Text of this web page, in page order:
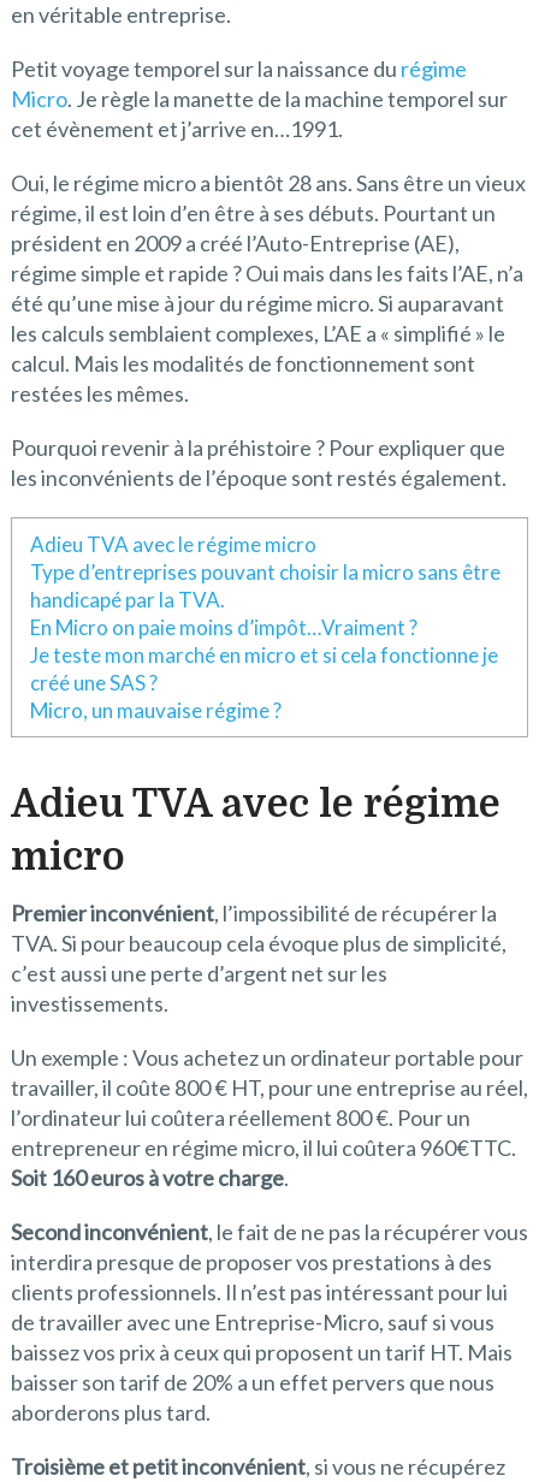
en véritable entreprise.
Petit voyage temporel sur la naissance du régime
Micro. Je règle la manette de la machine temporel sur
cet évènement et j’arrive en…1991.
Oui, le régime micro a bientôt 28 ans. Sans être un vieux
régime, il est loin d’en être à ses débuts. Pourtant un
président en 2009 a créé l’Auto-Entreprise (AE),
régime simple et rapide ? Oui mais dans les faits l’AE, n’a
été qu’une mise à jour du régime micro. Si auparavant
les calculs semblaient complexes, L’AE a « simplifié » le
calcul. Mais les modalités de fonctionnement sont
restées les mêmes.
Pourquoi revenir à la préhistoire ? Pour expliquer que
les inconvénients de l’époque sont restés également.
Adieu TVA avec le régime micro
Type d’entreprises pouvant choisir la micro sans être
handicapé par la TVA.
En Micro on paie moins d’impôt…Vraiment ?
Je teste mon marché en micro et si cela fonctionne je
créé une SAS ?
Micro, un mauvaise régime ?
Adieu TVA avec le régime
micro
Premier inconvénient, l’impossibilité de récupérer la
TVA. Si pour beaucoup cela évoque plus de simplicité,
c’est aussi une perte d’argent net sur les
investissements.
Un exemple : Vous achetez un ordinateur portable pour
travailler, il coûte 800 € HT, pour une entreprise au réel,
l’ordinateur lui coûtera réellement 800 €. Pour un
entrepreneur en régime micro, il lui coûtera 960€TTC.
Soit 160 euros à votre charge.
Second inconvénient, le fait de ne pas la récupérer vous
interdira presque de proposer vos prestations à des
clients professionnels. Il n’est pas intéressant pour lui
de travailler avec une Entreprise-Micro, sauf si vous
baissez vos prix à ceux qui proposent un tarif HT. Mais
baisser son tarif de 20% a un effet pervers que nous
aborderons plus tard.
Troisième et petit inconvénient, si vous ne récupérez